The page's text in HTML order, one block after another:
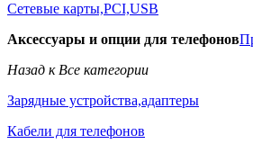
Сетевые карты,PCI,USB
Аксессуары и опции для телефонов
Назад к Все категории
Зарядные устройства,адаптеры
Кабели для телефонов